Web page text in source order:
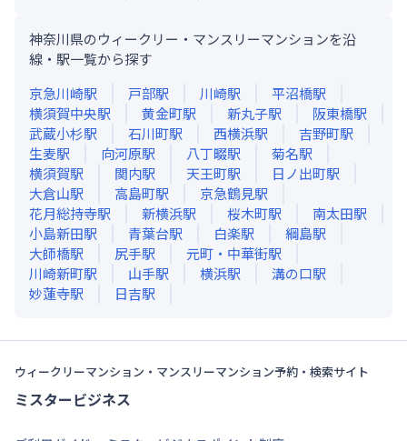
神奈川県のウィークリー・マンスリーマンションを沿
線・駅一覧から探す
京急川崎駅 戸部駅 川崎駅 平沼橋駅
横須賀中央駅 黄金町駅 新丸子駅 阪東橋駅
武蔵小杉駅 石川町駅 西横浜駅 吉野町駅
生麦駅 向河原駅 八丁畷駅 菊名駅
横須賀駅 関内駅 天王町駅 日ノ出町駅
大倉山駅 高島町駅 京急鶴見駅
花月総持寺駅 新横浜駅 桜木町駅 南太田駅
小島新田駅 青葉台駅 白楽駅 綱島駅
大師橋駅 尻手駅 元町・中華街駅
川崎新町駅 山手駅 横浜駅 溝の口駅
妙蓮寺駅 日吉駅
ウィークリーマンション・マンスリーマンション予約・検索サイト
ミスタービジネス